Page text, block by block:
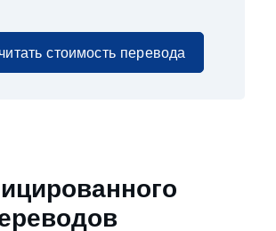
стоимость перевода